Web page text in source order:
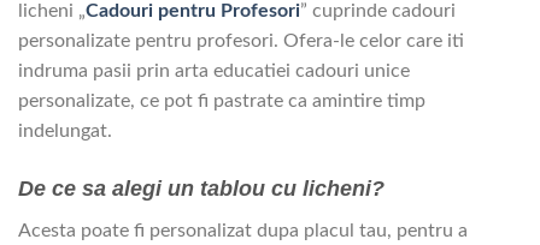
licheni „Cadouri pentru Profesori” cuprinde cadouri
personalizate pentru profesori. Ofera-le celor care iti
indruma pasii prin arta educatiei cadouri unice
personalizate, ce pot fi pastrate ca amintire timp
indelungat.
De ce sa alegi un tablou cu licheni?
Acesta poate fi personalizat dupa placul tau, pentru a